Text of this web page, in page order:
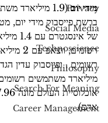
Privacy
Social Media
Technoscience
Philosophy
Search For Meaning
Career Management
מידי יום
(1.9 מיליארד
ברשת פייסבוק מידי יום,
של
רשומים,
מיליארד משתמשים
אדם).